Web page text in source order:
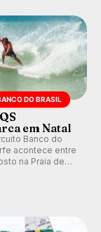
convidado.
DO BRASIL
em Natal
Banco do
acontece entre
na Praia de
disputas
Series